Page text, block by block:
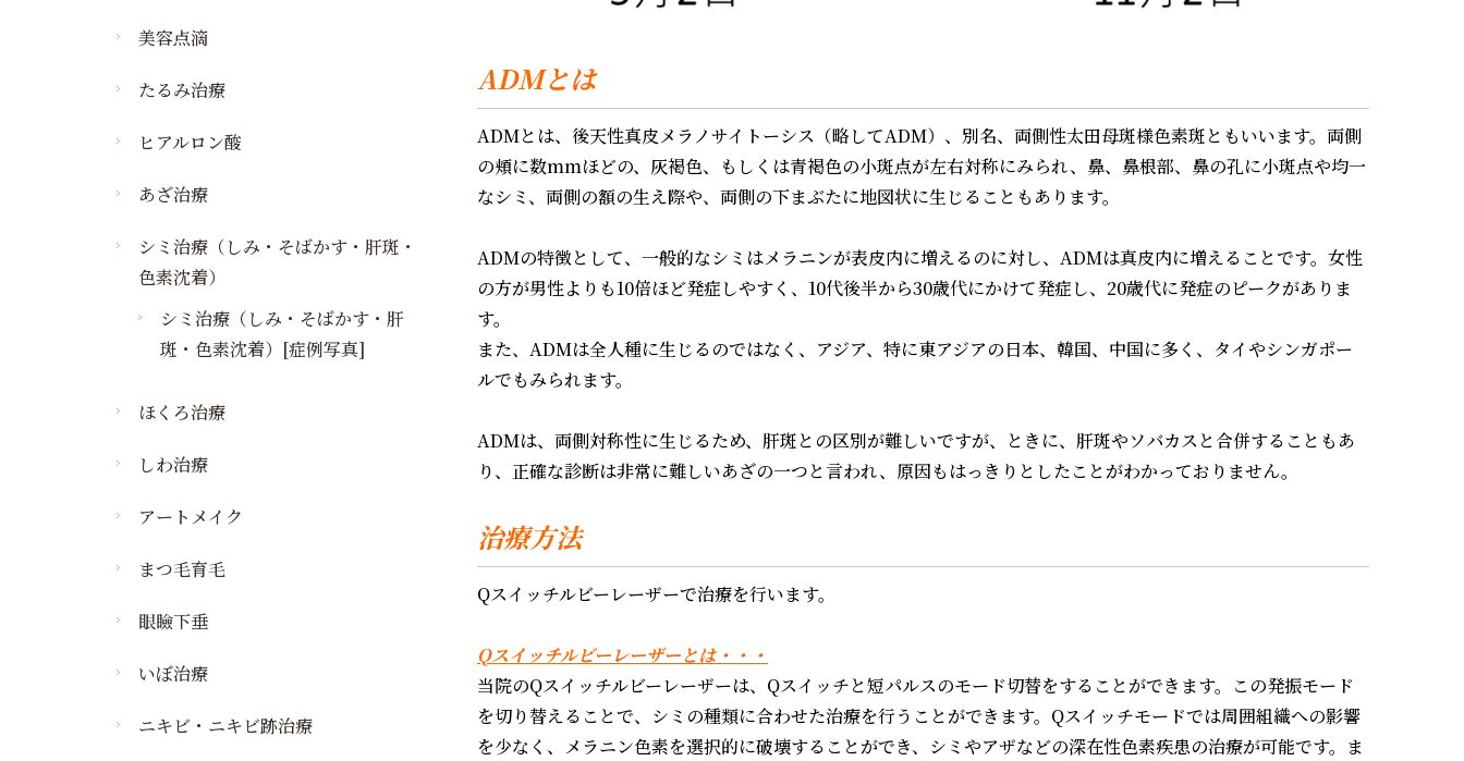
ADMとは
ADMとは、後天性真皮メラノサイトーシス（略してADM）、別名、両側性太田母斑様色素斑ともいいます。両側
の頬に数mmほどの、灰褐色、もしくは青褐色の小斑点が左右対称にみられ、鼻、鼻根部、鼻の孔に小斑点や均一
なシミ、両側の額の生え際や、両側の下まぶたに地図状に生じることもあります。
ADMの特徴として、一般的なシミはメラニンが表皮内に増えるのに対し、ADMは真皮内に増えることです。女性
の方が男性よりも10倍ほど発症しやすく、10代後半から30歳代にかけて発症し、20歳代に発症のピークがありま
す。
また、ADMは全人種に生じるのではなく、アジア、特に東アジアの日本、韓国、中国に多く、タイやシンガポー
ルでもみられます。
ADMは、両側対称性に生じるため、肝斑との区別が難しいですが、ときに、肝斑やソバカスと合併することもあ
り、正確な診断は非常に難しいあざの一つと言われ、原因もはっきりとしたことがわかっておりません。
治療方法
Qスイッチルビーレーザーで治療を行います。
Qスイッチルビーレーザーとは・・・
当院のQスイッチルビーレーザーは、Qスイッチと短パルスのモード切替をすることができます。この発振モード
を切り替えることで、シミの種類に合わせた治療を行うことができます。Qスイッチモードでは周囲組織への影響
を少なく、メラニン色素を選択的に破壊することができ、シミやアザなどの深在性色素疾患の治療が可能です。ま
美容点滴
たるみ治療
ヒアルロン酸
あざ治療
シミ治療（しみ・そばかす・肝斑・
色素沈着）
シミ治療（しみ・そばかす・肝
斑・色素沈着）[症例写真]
ほくろ治療
しわ治療
アートメイク
まつ毛育毛
眼瞼下垂
いぼ治療
ニキビ・ニキビ跡治療